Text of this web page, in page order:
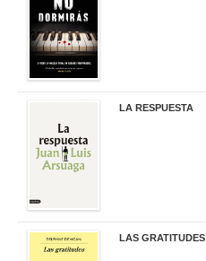
LA RESPUESTA
LAS GRATITUDES